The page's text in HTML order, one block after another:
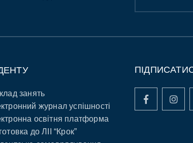
занять
журнал успішності
освітня платформа
до ЛІІ “Крок”